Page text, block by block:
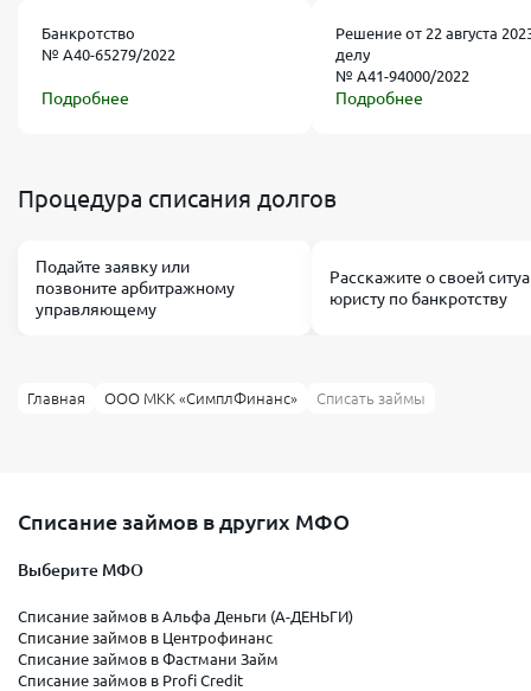
Банкротство
№ А40-65279/2022
Подробнее
Решение от 22 августа
делу
№ А41-94000/2022
Подробнее
Процедура списания долгов
Подайте заявку или
позвоните арбитражному
управляющему
Расскажите о своей
юристу по банкротству
Главная ООО МКК «СимплФинанс» Списать займы
Списание займов в других МФО
Выберите МФО
Списание займов в Альфа Деньги (А-ДЕНЬГИ)
Списание займов в Центрофинанс
Списание займов в Фастмани Займ
Списание займов в Profi Credit